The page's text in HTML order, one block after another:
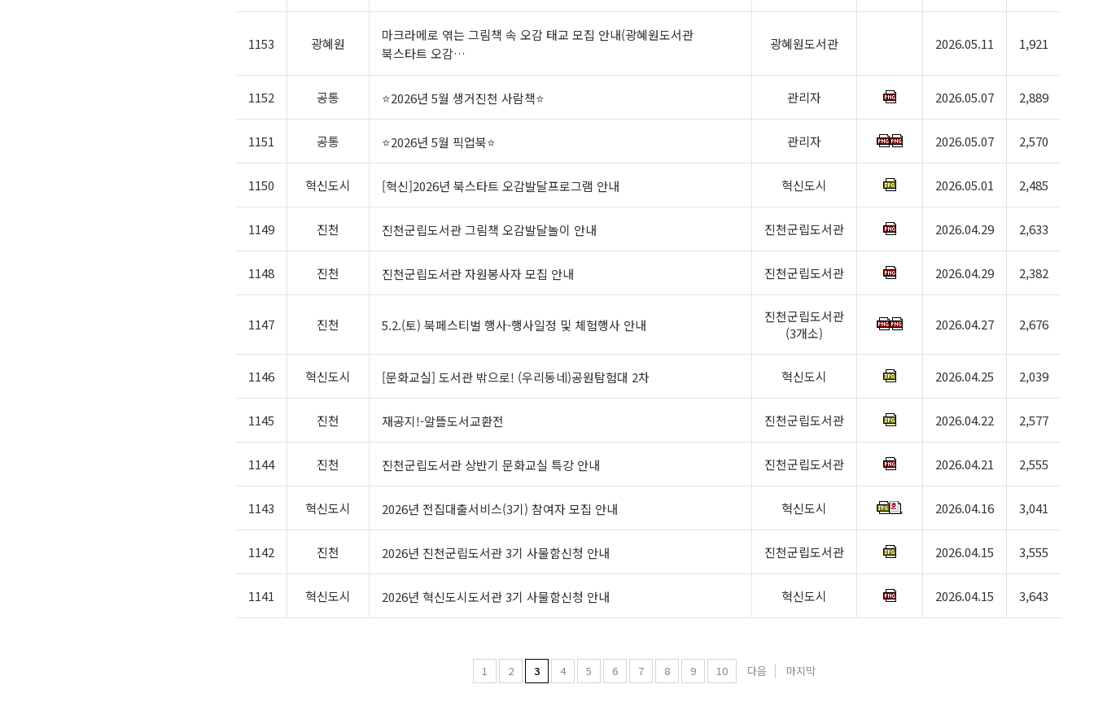
1153 광혜원
마크라메로 엮는 그림책 속 오감 태교 모집 안내(광혜원도서관
북스타트 오감…
광혜원도서관 2026.05.11 1,921
1152 공통 ⭐2026년 5월 생거진천 사람책⭐ 관리자 2026.05.07 2,889
1151 공통 ⭐2026년 5월 픽업북⭐ 관리자 2026.05.07 2,570
1150 혁신도시 [혁신]2026년 북스타트 오감발달프로그램 안내 혁신도시 2026.05.01 2,485
1149 진천 진천군립도서관 그림책 오감발달놀이 안내 진천군립도서관 2026.04.29 2,633
1148 진천 진천군립도서관 자원봉사자 모집 안내 진천군립도서관 2026.04.29 2,382
1147 진천 5.2.(토) 북페스티벌 행사-행사일정 및 체험행사 안내
진천군립도서관
(3개소)
2026.04.27 2,676
1146 혁신도시 [문화교실] 도서관 밖으로! (우리동네)공원탐험대 2차 혁신도시 2026.04.25 2,039
1145 진천 재공지!-알뜰도서교환전 진천군립도서관 2026.04.22 2,577
1144 진천 진천군립도서관 상반기 문화교실 특강 안내 진천군립도서관 2026.04.21 2,555
1143 혁신도시 2026년 전집대출서비스(3기) 참여자 모집 안내 혁신도시 2026.04.16 3,041
1142 진천 2026년 진천군립도서관 3기 사물함신청 안내 진천군립도서관 2026.04.15 3,555
1141 혁신도시 2026년 혁신도시도서관 3기 사물함신청 안내 혁신도시 2026.04.15 3,643
1 2 3 4 5 6 7 8 9 10 다음 마지막